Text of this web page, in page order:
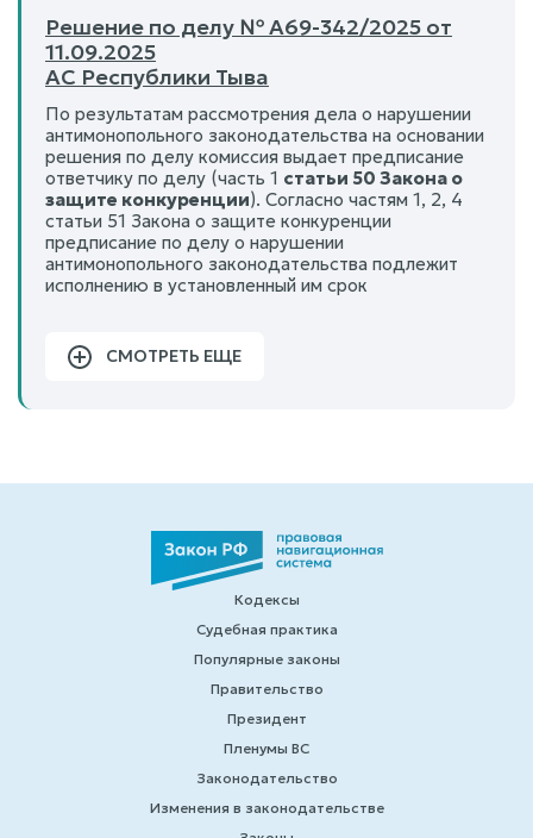
Решение по делу № А69-342/2025 от
11.09.2025
АС Республики Тыва
По результатам рассмотрения дела о нарушении
антимонопольного законодательства на основании
решения по делу комиссия выдает предписание
ответчику по делу (часть 1 статьи 50 Закона о
защите конкуренции). Согласно частям 1, 2, 4
статьи 51 Закона о защите конкуренции
предписание по делу о нарушении
антимонопольного законодательства подлежит
исполнению в установленный им срок
СМОТРЕТЬ ЕЩЕ
Кодексы
Судебная практика
Популярные законы
Правительство
Президент
Пленумы ВС
Законодательство
Изменения в законодательстве